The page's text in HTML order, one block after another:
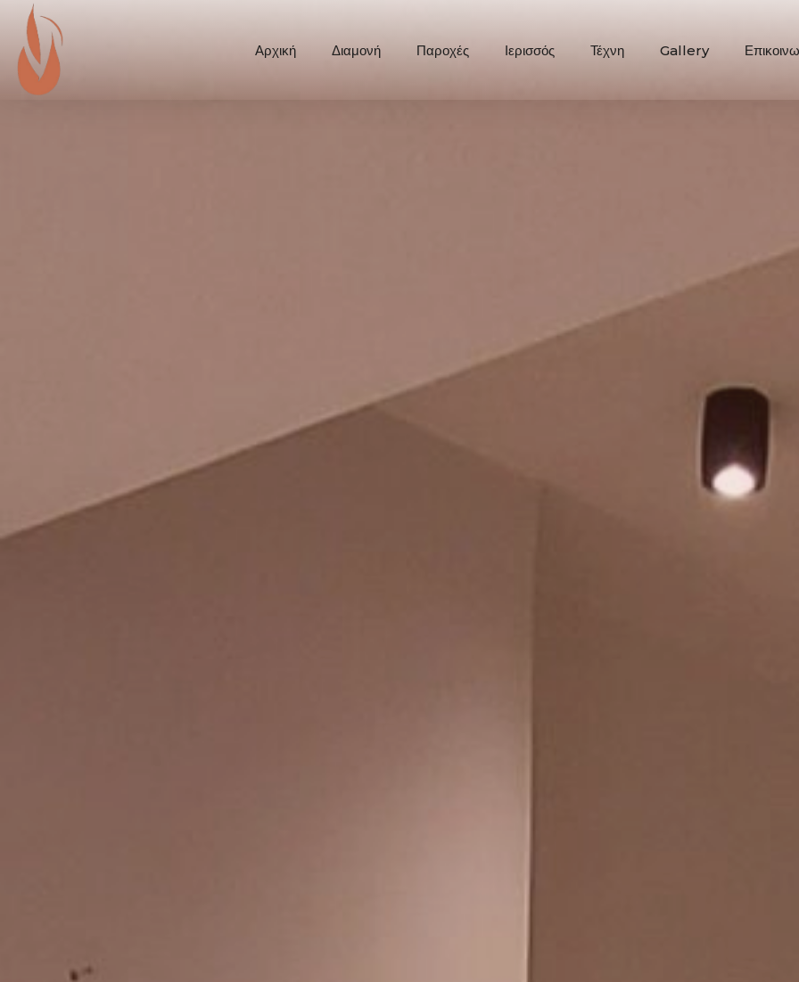
Αρχική Διαμονή Παροχές Ιερισσός Τέχνη Gallery